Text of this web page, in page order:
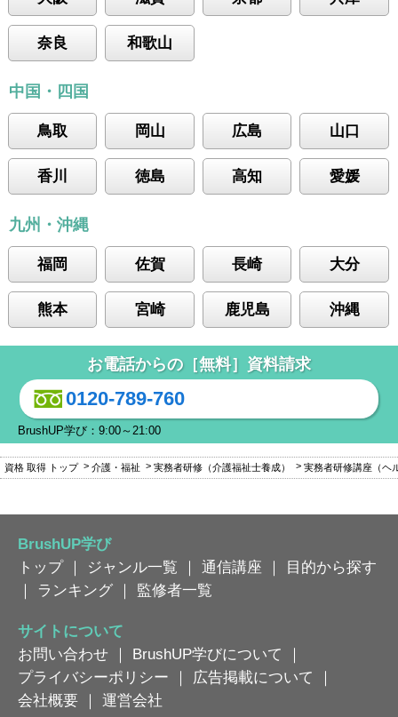
奈良 和歌山
中国・四国
鳥取 岡山 広島 山口
香川 徳島 高知 愛媛
九州・沖縄
福岡 佐賀 長崎 大分
熊本 宮崎 鹿児島 沖縄
お電話からの［無料］資料請求
0120-789-760
BrushUP学び：9:00～21:00
資格 取得 トップ 介護・福祉 実務者研修（介護福祉士養成） 実務者研修講座（ヘ
BrushUP学び
トップ｜ ジャンル一覧 ｜ 通信講座 ｜
目的から探す
｜
ランキング ｜ 監修者一覧
サイトについて
お問い合わせ ｜ BrushUP学びについて
｜
プライバシーポリシー ｜ 広告掲載について
｜
会社概要 ｜ 運営会社